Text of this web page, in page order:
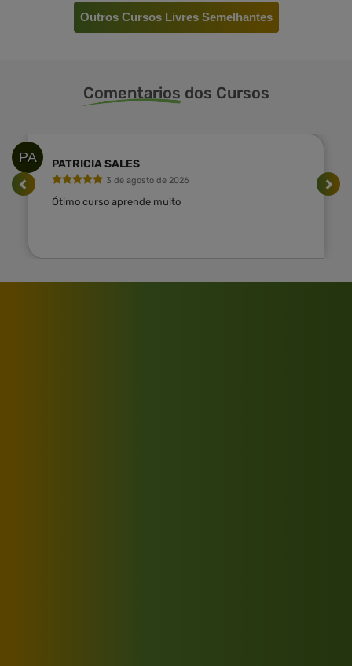
Outros Cursos Livres Semelhantes
Comentarios dos Cursos
PA PATRICIA SALES
3 de agosto de 2026
Ótimo curso aprende muito